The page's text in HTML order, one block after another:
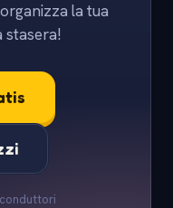
la tua
stasera!